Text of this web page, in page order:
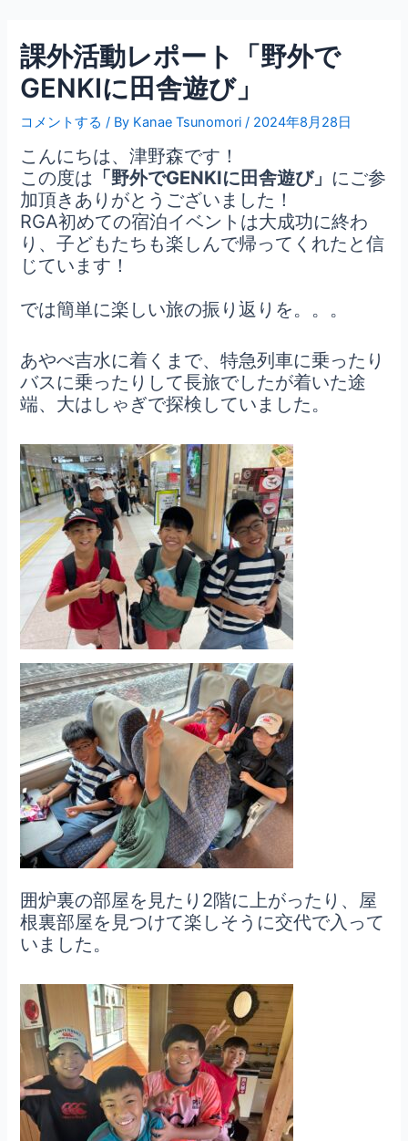
課外活動レポート「野外で
GENKIに田舎遊び」
コメントする / By Kanae Tsunomori/ 2024年8月28日
こんにちは、津野森です！
この度は 「野外でGENKIに田舎遊び」 にご参
加頂きありがとうございました！
RGA初めての宿泊イベントは大成功に終わ
り、子どもたちも楽しんで帰ってくれたと信
じています！
では簡単に楽しい旅の振り返りを。。。
あやべ吉水に着くまで、特急列車に乗ったり
バスに乗ったりして長旅でしたが着いた途
端、大はしゃぎで探検していました。
囲炉裏の部屋を見たり2階に上がったり、屋
根裏部屋を見つけて楽しそうに交代で入って
いました。